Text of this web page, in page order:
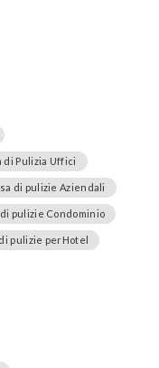
di Pulizia Uffici
di pulizie Aziendali
pulizie Condominio
pulizie perHotel